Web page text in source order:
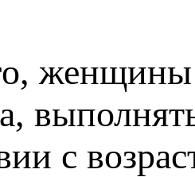
женщины
с